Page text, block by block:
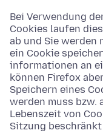
Bei Verwendung
Cookies laufen
ab und Sie werden
ein Cookie
informationen an
können Firefox
Speichern eines
werden muss bzw.
Lebenszeit von
Sitzung